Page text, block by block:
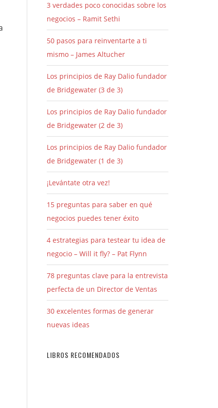
3 verdades poco conocidas sobre los
negocios – Ramit Sethi
50 pasos para reinventarte a ti
mismo – James Altucher
Los principios de Ray Dalio fundador
de Bridgewater (3 de 3)
Los principios de Ray Dalio fundador
de Bridgewater (2 de 3)
Los principios de Ray Dalio fundador
de Bridgewater (1 de 3)
¡Levántate otra vez!
15 preguntas para saber en qué
negocios puedes tener éxito
4 estrategias para testear tu idea de
negocio – Will it fly? – Pat Flynn
78 preguntas clave para la entrevista
perfecta de un Director de Ventas
30 excelentes formas de generar
nuevas ideas
LIBROS RECOMENDADOS